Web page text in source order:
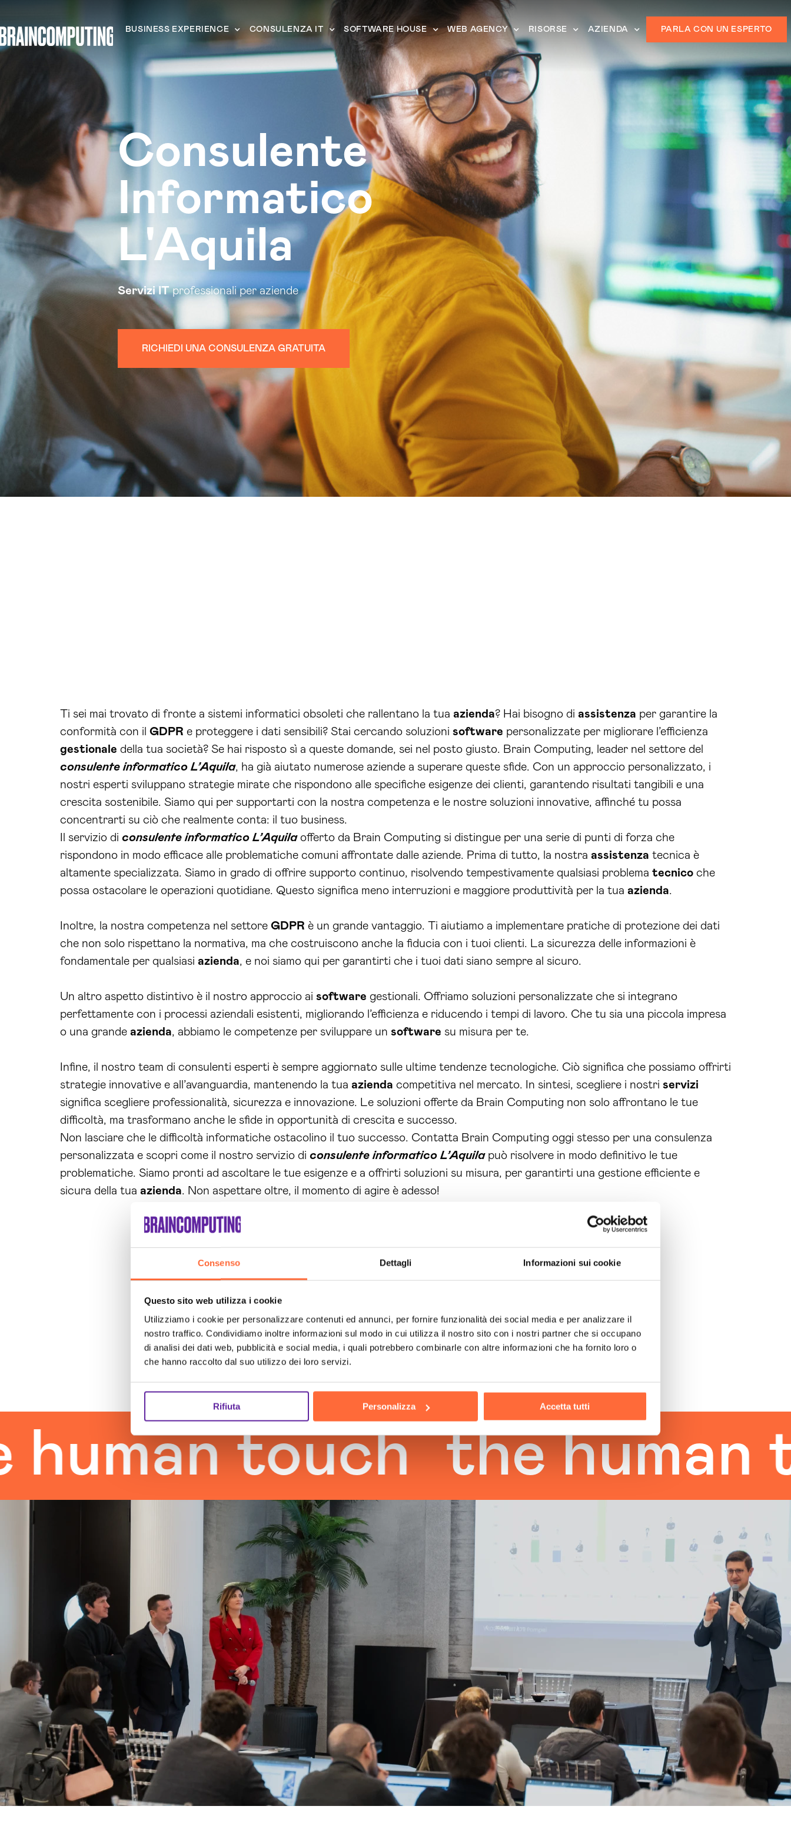
Consenso Dettagli Informazioni sui cookie
Questo sito web utilizza i cookie
Utilizziamo i cookie per personalizzare contenuti ed annunci, per fornire funzionalità dei social media e per analizzare il
nostro traffico. Condividiamo inoltre informazioni sul modo in cui utilizza il nostro sito con i nostri partner che si occupano
di analisi dei dati web, pubblicità e social media, i quali potrebbero combinarle con altre informazioni che ha fornito loro o
che hanno raccolto dal suo utilizzo dei loro servizi.
Rifiuta Personalizza Accetta tutti
BUSINESS EXPERIENCE CONSULENZA IT SOFTWARE HOUSE WEB AGENCY RISORSE AZIENDA PARLA CON UN ESPERTO
Consulente
Informatico
L'Aquila
Servizi ITprofessionali per aziende
RICHIEDI UNA CONSULENZA GRATUITA
Ti sei mai trovato di fronte a sistemi informatici obsoleti che rallentano la tua azienda? Hai bisogno di assistenza per garantire la
conformità con il GDPR e proteggere i dati sensibili? Stai cercando soluzioni software personalizzate per migliorare l’efficienza
gestionale della tua società? Se hai risposto sì a queste domande, sei nel posto giusto. Brain Computing, leader nel settore del
consulente informatico L’Aquila, ha già aiutato numerose aziende a superare queste sfide. Con un approccio personalizzato, i
nostri esperti sviluppano strategie mirate che rispondono alle specifiche esigenze dei clienti, garantendo risultati tangibili e una
crescita sostenibile. Siamo qui per supportarti con la nostra competenza e le nostre soluzioni innovative, affinché tu possa
concentrarti su ciò che realmente conta: il tuo business.
Il servizio di consulente informatico L’Aquilaofferto da Brain Computing si distingue per una serie di punti di forza che
rispondono in modo efficace alle problematiche comuni affrontate dalle aziende. Prima di tutto, la nostra assistenza tecnica è
altamente specializzata. Siamo in grado di offrire supporto continuo, risolvendo tempestivamente qualsiasi problema tecnico che
possa ostacolare le operazioni quotidiane. Questo significa meno interruzioni e maggiore produttività per la tua azienda.
Inoltre, la nostra competenza nel settore GDPR è un grande vantaggio. Ti aiutiamo a implementare pratiche di protezione dei dati
che non solo rispettano la normativa, ma che costruiscono anche la fiducia con i tuoi clienti. La sicurezza delle informazioni è
fondamentale per qualsiasi azienda, e noi siamo qui per garantirti che i tuoi dati siano sempre al sicuro.
Un altro aspetto distintivo è il nostro approccio ai software gestionali. Offriamo soluzioni personalizzate che si integrano
perfettamente con i processi aziendali esistenti, migliorando l’efficienza e riducendo i tempi di lavoro. Che tu sia una piccola impresa
o una grande azienda, abbiamo le competenze per sviluppare un software su misura per te.
Infine, il nostro team di consulenti esperti è sempre aggiornato sulle ultime tendenze tecnologiche. Ciò significa che possiamo offrirti
strategie innovative e all’avanguardia, mantenendo la tua azienda competitiva nel mercato. In sintesi, scegliere i nostri servizi
significa scegliere professionalità, sicurezza e innovazione. Le soluzioni offerte da Brain Computing non solo affrontano le tue
difficoltà, ma trasformano anche le sfide in opportunità di crescita e successo.
Non lasciare che le difficoltà informatiche ostacolino il tuo successo. Contatta Brain Computing oggi stesso per una consulenza
personalizzata e scopri come il nostro servizio di consulente informatico L’Aquilapuò risolvere in modo definitivo le tue
problematiche. Siamo pronti ad ascoltare le tue esigenze e a offrirti soluzioni su misura, per garantirti una gestione efficiente e
sicura della tua azienda. Non aspettare oltre, il momento di agire è adesso!
touch the human touch